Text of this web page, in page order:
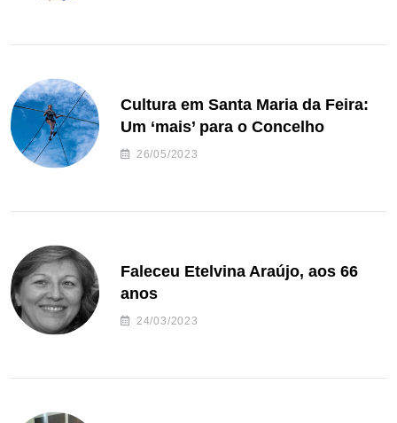
Cultura em Santa Maria da Feira:
Um ‘mais’ para o Concelho
26/05/2023
Faleceu Etelvina Araújo, aos 66
anos
24/03/2023